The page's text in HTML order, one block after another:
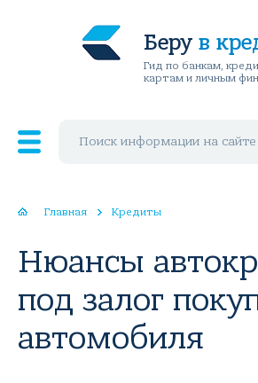
Беру в
Гид по банкам,
картам и личным
Главная Кредиты
Нюансы
под залог
автомобиля